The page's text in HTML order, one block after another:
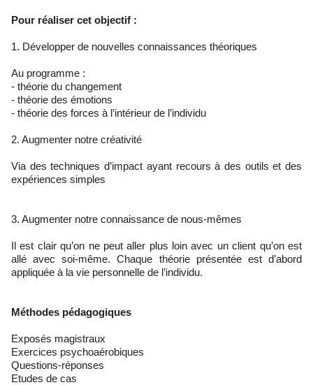
Pour réaliser cet objectif :
1. Développer de nouvelles connaissances théoriques
Au programme :
- théorie du changement
- théorie des émotions
- théorie des forces à l’intérieur de l’individu
2. Augmenter notre créativité
Via des techniques d’impact ayant recours à des outils et des
expériences simples
3. Augmenter notre connaissance de nous-mêmes
Il est clair qu’on ne peut aller plus loin avec un client qu’on est
allé avec soi-même. Chaque théorie présentée est d’abord
appliquée à la vie personnelle de l’individu.
Méthodes pédagogiques
Exposés magistraux
Exercices psychoaérobiques
Questions-réponses
Etudes de cas